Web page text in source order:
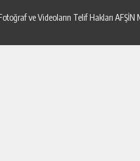
ve Videoların Telif Hakları